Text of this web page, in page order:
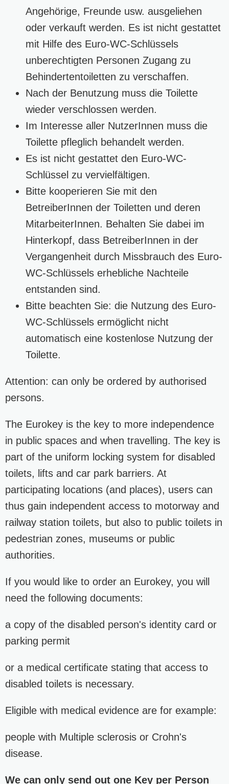
Angehörige, Freunde usw. ausgeliehen
oder verkauft werden. Es ist nicht gestattet
mit Hilfe des Euro-WC-Schlüssels
unberechtigten Personen Zugang zu
Behindertentoiletten zu verschaffen.
Nach der Benutzung muss die Toilette
wieder verschlossen werden.
Im Interesse aller NutzerInnen muss die
Toilette pfleglich behandelt werden.
Es ist nicht gestattet den Euro-WC-
Schlüssel zu vervielfältigen.
Bitte kooperieren Sie mit den
BetreiberInnen der Toiletten und deren
MitarbeiterInnen. Behalten Sie dabei im
Hinterkopf, dass BetreiberInnen in der
Vergangenheit durch Missbrauch des Euro-
WC-Schlüssels erhebliche Nachteile
entstanden sind.
Bitte beachten Sie: die Nutzung des Euro-
WC-Schlüssels ermöglicht nicht
automatisch eine kostenlose Nutzung der
Toilette.
Attention: can only be ordered by authorised
persons.
The Eurokey is the key to more independence
in public spaces and when travelling. The key is
part of the uniform locking system for disabled
toilets, lifts and car park barriers. At
participating locations (and places), users can
thus gain independent access to motorway and
railway station toilets, but also to public toilets in
pedestrian zones, museums or public
authorities.
If you would like to order an Eurokey, you will
need the following documents:
a copy of the disabled person's identity card or
parking permit
or a medical certificate stating that access to
disabled toilets is necessary.
Eligible with medical evidence are for example:
people with Multiple sclerosis or Crohn's
disease.
We can only send out one Key per Person